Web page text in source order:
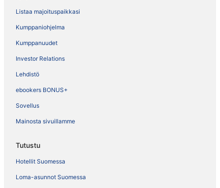
Listaa majoituspaikkasi
Kumppaniohjelma
Kumppanuudet
Investor Relations
Lehdistö
ebookers BONUS+
Sovellus
Mainosta sivuillamme
Tutustu
Hotellit Suomessa
Loma-asunnot Suomessa